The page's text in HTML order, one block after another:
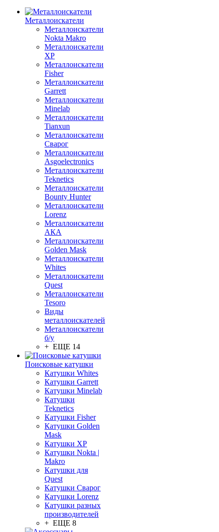
Металлоискатели
Металлоискатели
Nokta Makro
Металлоискатели
XP
Металлоискатели
Fisher
Металлоискатели
Garrett
Металлоискатели
Minelab
Металлоискатели
Tianxun
Металлоискатели
Сварог
Металлоискатели
Asgoelectronics
Металлоискатели
Teknetics
Металлоискатели
Bounty Hunter
Металлоискатели
Lorenz
Металлоискатели
АКА
Металлоискатели
Golden Mask
Металлоискатели
Whites
Металлоискатели
Quest
Металлоискатели
Tesoro
Виды
металлоискателей
Металлоискатели
б/у
+ ЕЩЕ 14
Поисковые катушки
Катушки Whites
Катушки Garrett
Катушки Minelab
Катушки
Teknetics
Катушки Fisher
Катушки Golden
Mask
Катушки XP
Катушки Nokta |
Makro
Катушки для
Quest
Катушки Сварог
Катушки Lorenz
Катушки разных
производителей
+ ЕЩЕ 8